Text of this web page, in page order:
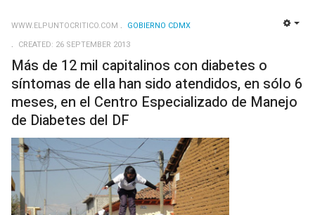
WWW.ELPUNTOCRITICO.COM
GOBIERNO CDMX
CREATED: 26 SEPTEMBER 2013
Más de 12 mil capitalinos con diabetes o
síntomas de ella han sido atendidos, en sólo 6
meses, en el Centro Especializado de Manejo
de Diabetes del DF